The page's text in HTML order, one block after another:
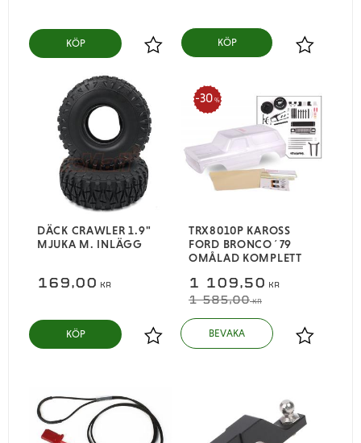
Lägg till i favoriter
KÖP
Lägg till i
DÄCK CRAWLER 1.9"
MJUKA M. INLÄGG
169,00 KR
Lägg till i favoriter
KÖP
TRX8010P KAROSS
FORD BRONCO´79
OMÅLAD KOMPLETT
1 109,50 KR
1 585,00KR
30 %
Lägg till i